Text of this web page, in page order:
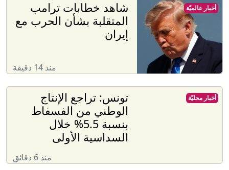
شاهد خطابات ترامب
المتقلبة بشأن الحرب مع
إيران
منذ 14 دقيقة
أخبار عالميّة
تونس: تراجع الإنتاج
الوطني من الفسفاط
بنسبة 5.5% خلال
السداسية الأولى
منذ 6 دقائق
أخبار محليّة